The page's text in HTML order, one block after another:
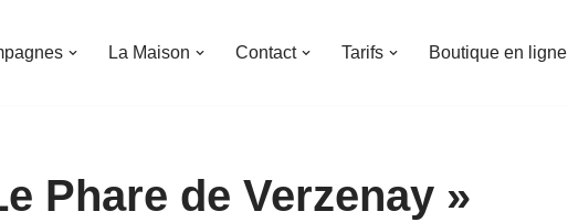
La Maison Contact Tarifs Boutique en ligne
Phare de Verzenay »